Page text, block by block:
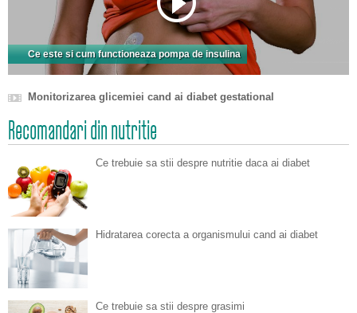
Ce este si cum functioneaza pompa de insulina
Monitorizarea glicemiei cand ai diabet gestational
Recomandari din nutritie
Ce trebuie sa stii despre nutritie daca ai diabet
Hidratarea corecta a organismului cand ai diabet
Ce trebuie sa stii despre grasimi